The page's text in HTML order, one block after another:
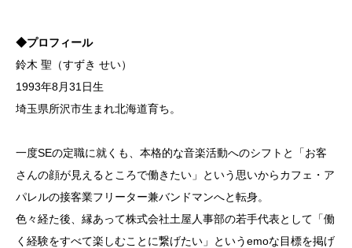
◆プロフィール
鈴木 聖（すずき せい）
1993年8月31日生
埼玉県所沢市生まれ北海道育ち。
一度SEの定職に就くも、本格的な音楽活動へのシフトと「お客
さんの顔が見えるところで働きたい」という思いからカフェ・ア
パレルの接客業フリーター兼バンドマンへと転身。
色々経た後、縁あって株式会社土屋人事部の若手代表として「働
く経験をすべて楽しむことに繋げたい」というemoな目標を掲げ